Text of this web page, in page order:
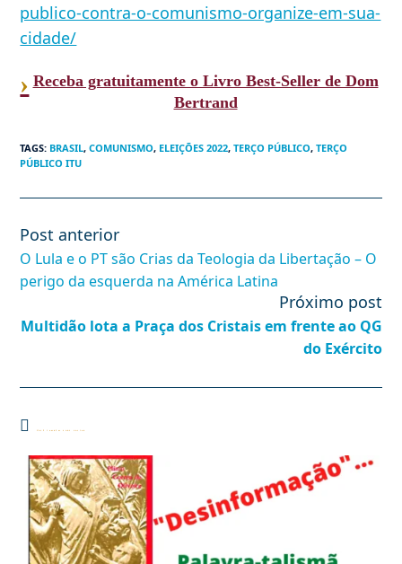
publico-contra-o-comunismo-organize-em-sua-
cidade/
› Receba gratuitamente o Livro Best-Seller de Dom
Bertrand
TAGS: BRASIL, COMUNISMO, ELEIÇÕES 2022, TERÇO PÚBLICO, TERÇO
PÚBLICO ITU
Leia
mais
artigos
Post anterior
O Lula e o PT são Crias da Teologia da Libertação – O
perigo da esquerda na América Latina
Próximo post
Multidão lota a Praça dos Cristais em frente ao QG
do Exército
Você também pode gostar